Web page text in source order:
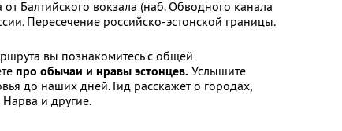
Балтийского вокзала (наб. Обводного канала
Пересечение российско-эстонской границы.
вы познакомитесь с общей
про обычаи и нравы эстонцев. Услышите
до наших дней. Гид расскажет о городах,
и другие.